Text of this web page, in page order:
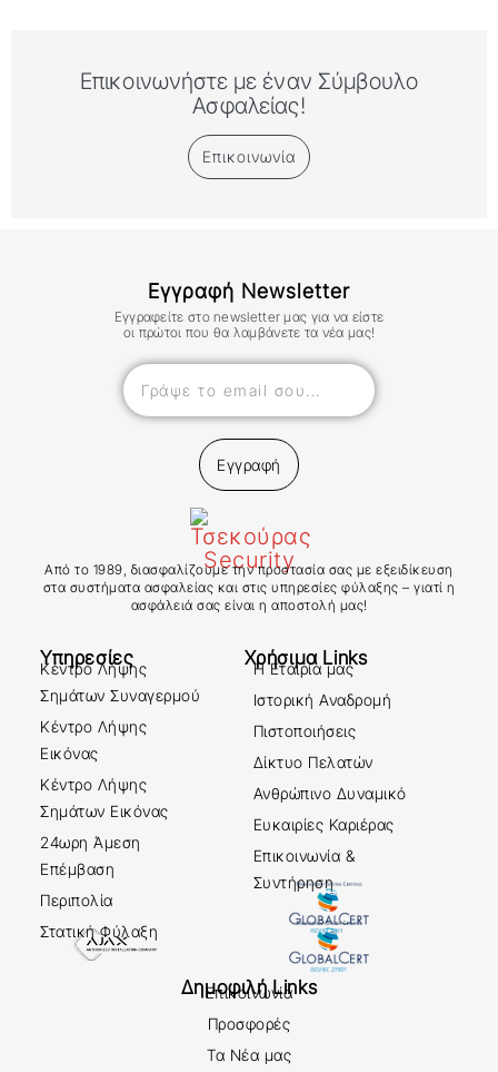
Επικοινωνήστε με έναν Σύμβουλο
Ασφαλείας!
Επικοινωνία
Εγγραφή Newsletter
Εγγραφείτε στο newsletter μας για να είστε
οι πρώτοι που θα λαμβάνετε τα νέα μας!
Εγγραφή
Από το 1989, διασφαλίζουμε την προστασία σας με εξειδίκευση
στα συστήματα ασφαλείας και στις υπηρεσίες φύλαξης – γιατί η
ασφάλειά σας είναι η αποστολή μας!
Υπηρεσίες
Κέντρο Λήψης
Σημάτων Συναγερμού
Κέντρο Λήψης
Εικόνας
Κέντρο Λήψης
Σημάτων Εικόνας
24ωρη Άμεση
Επέμβαση
Περιπολία
Στατική Φύλαξη
Χρήσιμα Links
Η Εταιρία μας
Ιστορική Αναδρομή
Πιστοποιήσεις
Δίκτυο Πελατών
Ανθρώπινο Δυναμικό
Ευκαιρίες Καριέρας
Επικοινωνία &
Συντήρηση
Δημοφιλή Links
Επικοινωνία
Προσφορές
Τα Νέα μας